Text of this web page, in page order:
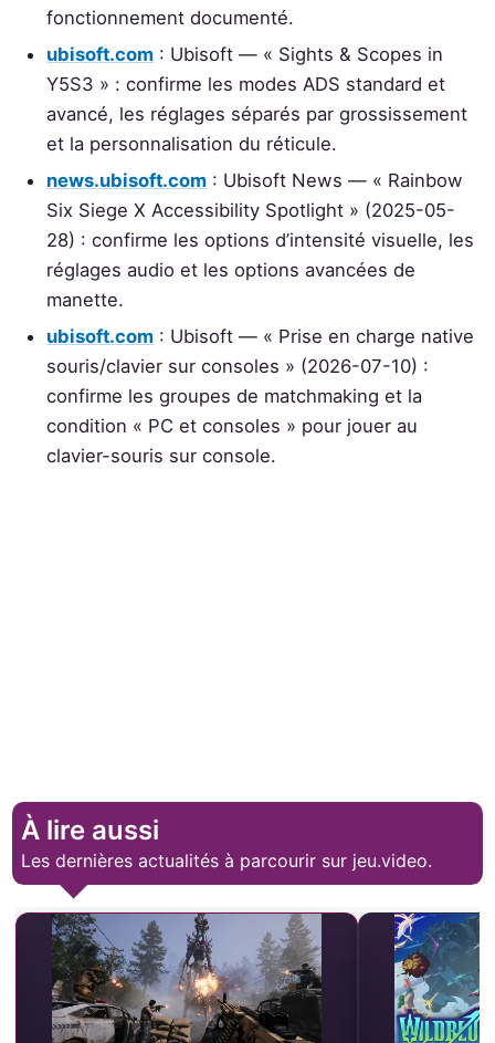
fonctionnement documenté.
ubisoft.com : Ubisoft — « Sights & Scopes in
Y5S3 » : confirme les modes ADS standard et
avancé, les réglages séparés par grossissement
et la personnalisation du réticule.
news.ubisoft.com : Ubisoft News — « Rainbow
Six Siege X Accessibility Spotlight » (2025-05-
28) : confirme les options d’intensité visuelle, les
réglages audio et les options avancées de
manette.
ubisoft.com : Ubisoft — « Prise en charge native
souris/clavier sur consoles » (2026-07-10) :
confirme les groupes de matchmaking et la
condition « PC et consoles » pour jouer au
clavier-souris sur console.
À lire aussi
Les dernières actualités à parcourir sur jeu.video.